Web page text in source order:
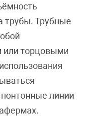
трубы. Трубные
торцовыми
линии